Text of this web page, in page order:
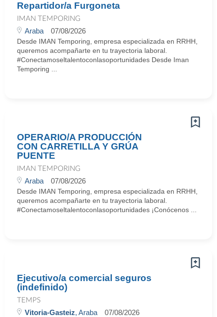
Repartidor/a Furgoneta
IMAN TEMPORING
Araba 07/08/2026
Desde IMAN Temporing, empresa especializada en RRHH,
queremos acompañarte en tu trayectoria laboral.
#Conectamoseltalentoconlasoportunidades Desde Iman
Temporing ...
OPERARIO/A PRODUCCIÓN
CON CARRETILLA Y GRÚA
PUENTE
IMAN TEMPORING
Araba 07/08/2026
Desde IMAN Temporing, empresa especializada en RRHH,
queremos acompañarte en tu trayectoria laboral.
#Conectamoseltalentoconlasoportunidades ¡Conócenos ...
Ejecutivo/a comercial seguros
(indefinido)
TEMPS
Vitoria-Gasteiz, Araba 07/08/2026